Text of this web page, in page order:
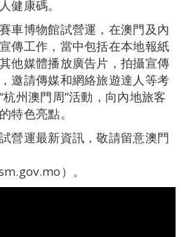
健康碼。
車博物館試營運，在澳門及內
傳工作，當中包括在本地報紙
他媒體播放廣告片，拍攝宣傳
邀請傳媒和網絡旅遊達人等考
州澳門周”活動，向內地旅客
特色亮點。
營運最新資訊，敬請留意澳門
）。